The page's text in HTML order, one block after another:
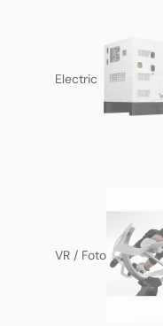
Electric
VR / Foto